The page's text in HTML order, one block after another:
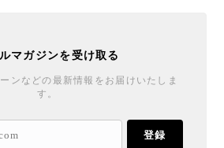
マガジンを受け取る
ンなどの最新情報をお届けいたしま
す。
登録